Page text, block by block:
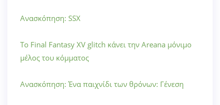
Ανασκόπηση: SSX
Το Final Fantasy XV glitch κάνει την Areana μόνιμο
μέλος του κόμματος
Ανασκόπηση: Ένα παιχνίδι των θρόνων: Γένεση